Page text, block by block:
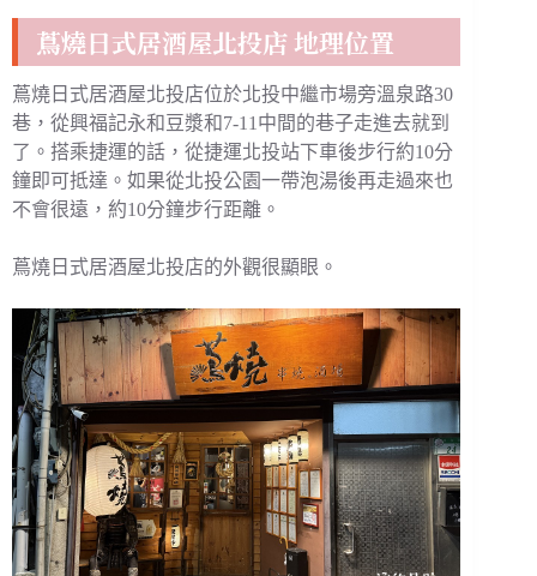
蔦燒日式居酒屋北投店 地理位置
蔦燒日式居酒屋北投店位於北投中繼市場旁溫泉路30
巷，從興福記永和豆漿和7-11中間的巷子走進去就到
了。搭乘捷運的話，從捷運北投站下車後步行約10分
鐘即可抵達。如果從北投公園一帶泡湯後再走過來也
不會很遠，約10分鐘步行距離。
蔦燒日式居酒屋北投店的外觀很顯眼。